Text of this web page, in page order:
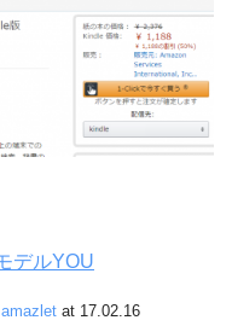
デルYOU
amazlet at 17.02.16